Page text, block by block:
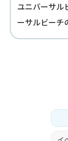
ユニバーサル
ーサルビーチ